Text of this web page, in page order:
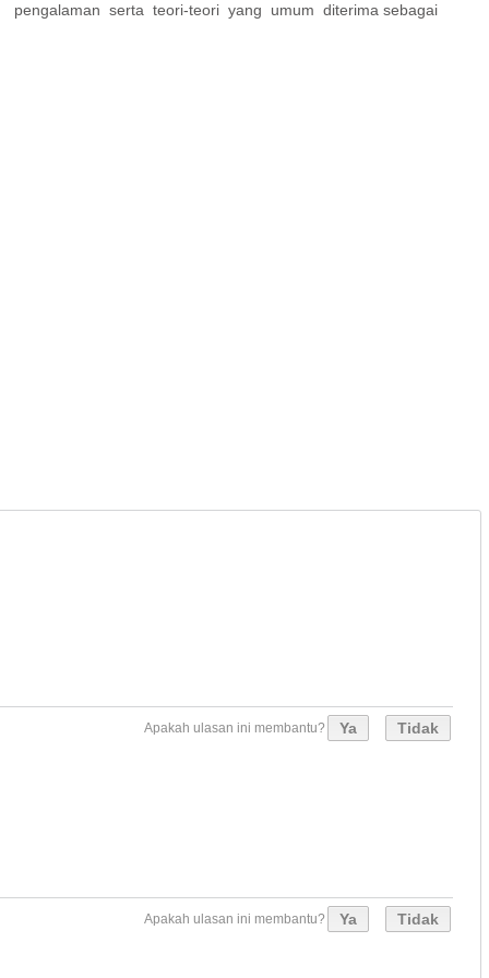
pengalaman serta teori-teori yang umum diterima sebagai
Apakah ulasan ini membantu? Ya Tidak
Apakah ulasan ini membantu? Ya Tidak